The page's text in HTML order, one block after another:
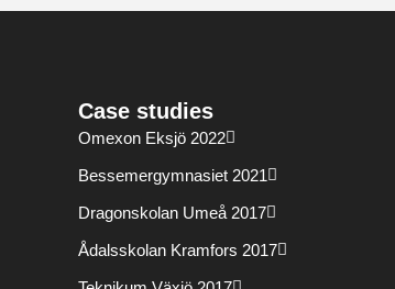
Case studies
Omexon Eksjö 2022
Bessemergymnasiet 2021
Dragonskolan Umeå 2017
Ådalsskolan Kramfors 2017